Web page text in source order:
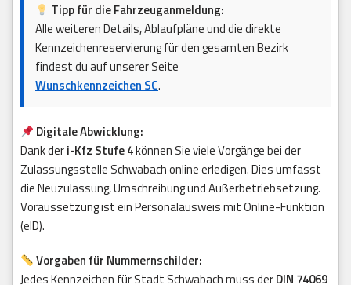
Tipp für die Fahrzeuganmeldung:
Alle weiteren Details, Ablaufpläne und die direkte
Kennzeichenreservierung für den gesamten Bezirk
findest du auf unserer Seite
Wunschkennzeichen SC.
Digitale Abwicklung:
Dank deri-Kfz Stufe 4können Sie viele Vorgänge bei der
Zulassungsstelle Schwabach online erledigen. Dies umfasst
die Neuzulassung, Umschreibung und Außerbetriebsetzung.
Voraussetzung ist ein Personalausweis mit Online-Funktion
(eID).
Vorgaben für Nummernschilder:
Jedes Kennzeichen für Stadt Schwabach muss derDIN 74069